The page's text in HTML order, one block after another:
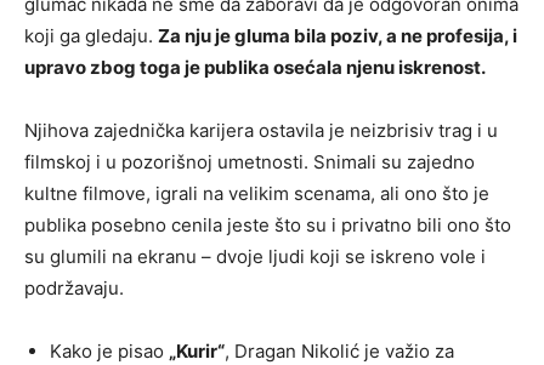
koji ga gledaju. Za nju je gluma bila poziv, a ne profesija, i
upravo zbog toga je publika osećala njenu iskrenost.
Njihova zajednička karijera ostavila je neizbrisiv trag i u
filmskoj i u pozorišnoj umetnosti. Snimali su zajedno
kultne filmove, igrali na velikim scenama, ali ono što je
publika posebno cenila jeste što su i privatno bili ono što
su glumili na ekranu – dvoje ljudi koji se iskreno vole i
podržavaju.
Kako je pisao „Kurir“, Dragan Nikolić je važio za